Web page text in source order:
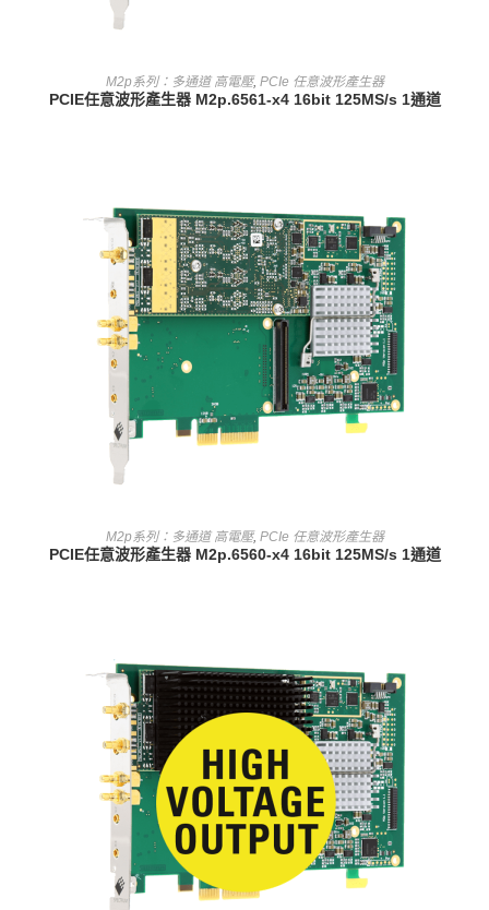
查看內容
M2p系列：多通道 高電壓, PCIe 任意波形產生器
PCIE任意波形產生器 M2p.6561-x4 16bit 125MS/s 1通道
查看內容
M2p系列：多通道 高電壓, PCIe 任意波形產生器
PCIE任意波形產生器 M2p.6560-x4 16bit 125MS/s 1通道